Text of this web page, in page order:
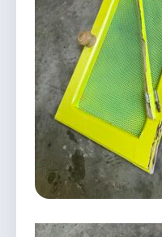
Découvrir la
VENDREDI 7 AOÛT
Secrétariat
Lundi, mardi, jeudi,
vous.